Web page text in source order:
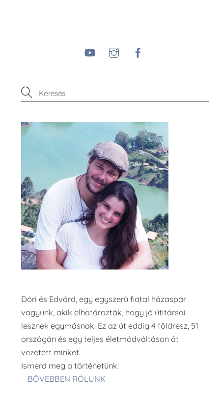
YouTube Instagram
Dóri és Edvárd, egy egyszerű fiatal házaspár
vagyunk, akik elhatározták, hogy jó útitársai
lesznek egymásnak. Ez az út eddig 4 földrész, 51
országán és egy teljes életmódváltáson át
vezetett minket.
Ismerd meg a történetünk!
BŐVEBBEN RÓLUNK